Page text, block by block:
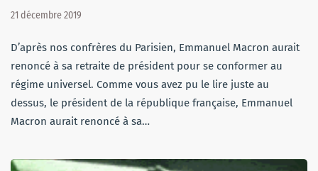
21 décembre 2019
D’après nos confrères du Parisien, Emmanuel Macron aurait
renoncé à sa retraite de président pour se conformer au
régime universel. Comme vous avez pu le lire juste au
dessus, le président de la république française, Emmanuel
Macron aurait renoncé à sa…